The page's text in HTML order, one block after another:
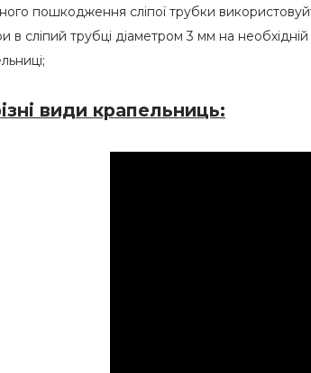
пошкодження сліпої трубки
в сліпий трубці діаметром 3 мм на
види крапельниць: